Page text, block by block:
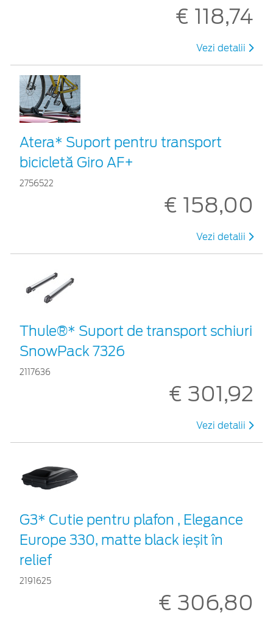
€ 118,74
Vezi detalii
Atera* Suport pentru transport
bicicletă Giro AF+
2756522
€ 158,00
Vezi detalii
Thule®* Suport de transport schiuri
SnowPack 7326
2117636
€ 301,92
Vezi detalii
G3* Cutie pentru plafon , Elegance
Europe 330, matte black ieșit în
relief
2191625
€ 306,80